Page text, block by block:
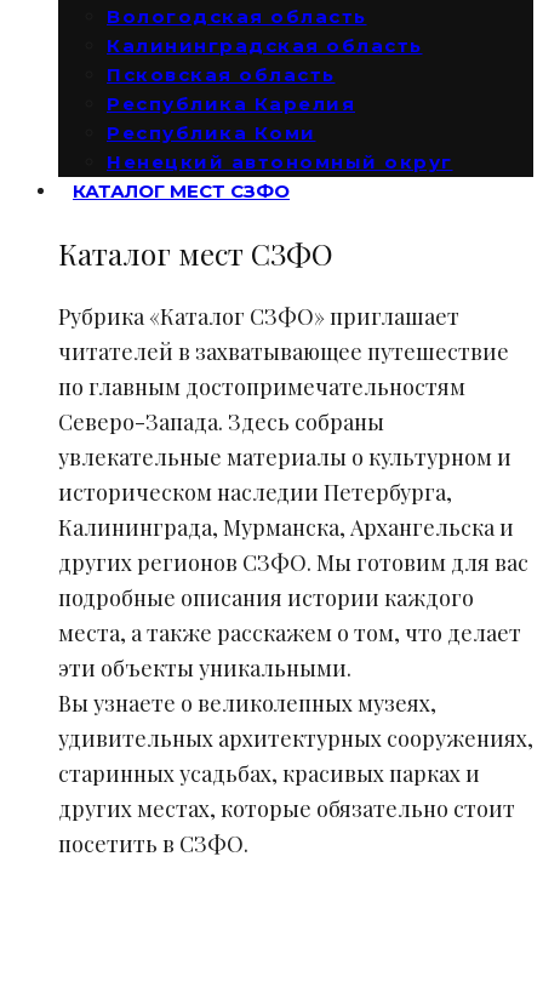
Вологодская область
Калининградская область
Псковская область
Республика Карелия
Республика Коми
Ненецкий автономный округ
КАТАЛОГ МЕСТ СЗФО
Каталог мест СЗФО
Рубрика «Каталог СЗФО» приглашает
читателей в захватывающее путешествие
по главным достопримечательностям
Северо-Запада. Здесь собраны
увлекательные материалы о культурном и
историческом наследии Петербурга,
Калининграда, Мурманска, Архангельска и
других регионов СЗФО. Мы готовим для вас
подробные описания истории каждого
места, а также расскажем о том, что делает
эти объекты уникальными.
Вы узнаете о великолепных музеях,
удивительных архитектурных сооружениях,
старинных усадьбах, красивых парках и
других местах, которые обязательно стоит
посетить в СЗФО.